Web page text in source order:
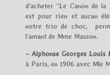
d’acheter “Le Canon de
est pour rien et aucun
notre trio de choc,
l’amant de Mme Masson.
– Alphonse Georges Louis
à Paris, en 1906 avec Mle